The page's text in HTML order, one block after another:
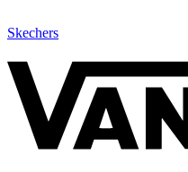
Skechers